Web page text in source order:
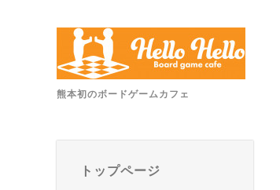
熊本初のボードゲームカフェ
トップページ